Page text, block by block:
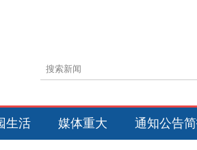
生活 媒体重大 通知公告